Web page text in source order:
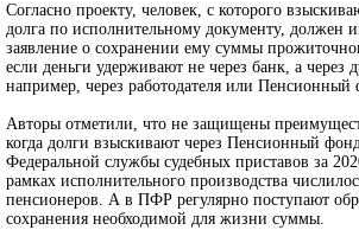
Согласно проекту, человек, с которого
долга по исполнительному документу, должен
заявление о сохранении ему суммы
если деньги удерживают не через банк, а через
например, через работодателя или Пенсионный
Авторы отметили, что не защищены
когда долги взыскивают через Пенсионный
Федеральной службы судебных приставов за
рамках исполнительного производства
пенсионеров. А в ПФР регулярно поступают
сохранения необходимой для жизни суммы.